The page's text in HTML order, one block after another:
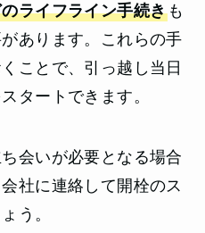
ライフライン手続き も
あります。これらの手
ことで、引っ越し当日
タートできます。
会いが必要となる場合
社に連絡して開栓のス
う。